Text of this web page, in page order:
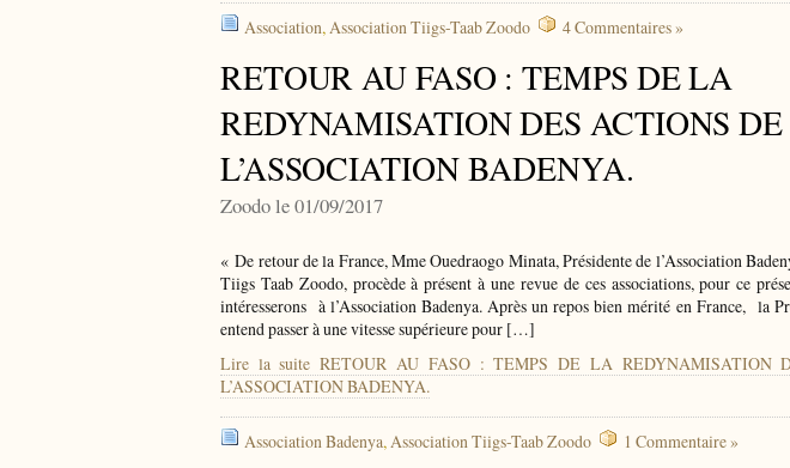
Association,Association Tiigs-Taab Zoodo 4 Commentaires »
RETOUR AU FASO : TEMPS DE LA
REDYNAMISATION DES ACTIONS DE
L’ASSOCIATION BADENYA.
Zoodo le 01/09/2017
« De retour de la France, Mme Ouedraogo Minata, Présidente de l’Association
Tiigs Taab Zoodo, procède à présent à une revue de ces associations, pour ce
intéresserons à l’Association Badenya. Après un repos bien mérité en France, la
entend passer à une vitesse supérieure pour […]
Lire la suite RETOUR AU FASO : TEMPS DE LA REDYNAMISATION
L’ASSOCIATION BADENYA.
Association Badenya,Association Tiigs-Taab Zoodo 1 Commentaire »